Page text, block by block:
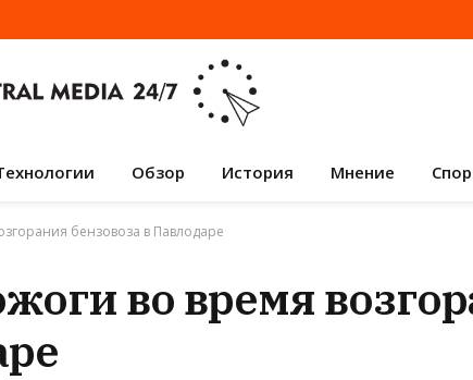
Обзор История Мнение
бензовоза в Павлодаре
во время